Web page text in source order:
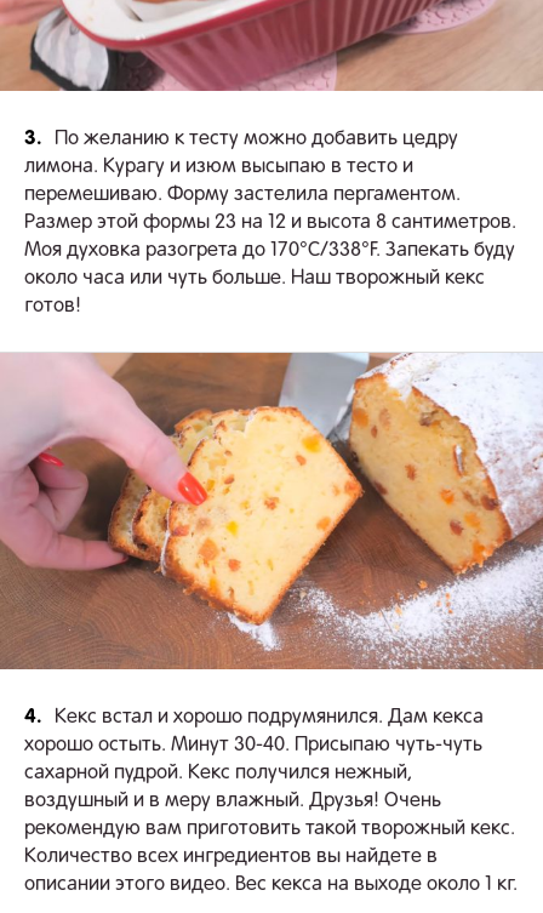
3.
По желанию к тесту можно добавить цедру
лимона. Курагу и изюм высыпаю в тесто и
перемешиваю. Форму застелила пергаментом.
Размер этой формы 23 на 12 и высота 8 сантиметров.
Моя духовка разогрета до 170°С/338°F. Запекать буду
около часа или чуть больше. Наш творожный кекс
готов!
4.
Кекс встал и хорошо подрумянился. Дам кекса
хорошо остыть. Минут 30-40. Присыпаю чуть-чуть
сахарной пудрой. Кекс получился нежный,
воздушный и в меру влажный. Друзья! Очень
рекомендую вам приготовить такой творожный кекс.
Количество всех ингредиентов вы найдете в
описании этого видео. Вес кекса на выходе около 1 кг.